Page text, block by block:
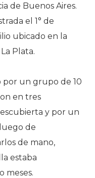
de Buenos Aires.
el 1° de
ubicado en la
Plata.
por un grupo de 10
en tres
y por un
de
de mano,
estaba
meses.